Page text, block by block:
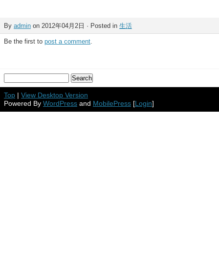
By admin on 2012年04月2日 · Posted in 生活
Be the first to post a comment.
Top | View Desktop Version
Powered By WordPress and MobilePress [Login]